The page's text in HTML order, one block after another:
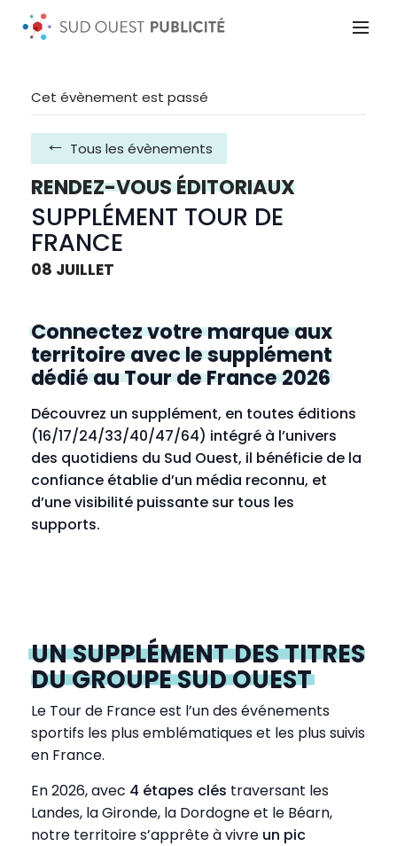
Cet évènement est passé
Tous les évènements
RENDEZ-VOUS ÉDITORIAUX
SUPPLÉMENT TOUR DE
FRANCE
08 JUILLET
Connectez votre marque aux
territoire avec le supplément
dédié au Tour de France 2026
Découvrez un supplément, en toutes éditions
(16/17/24/33/40/47/64) intégré à l’univers
des quotidiens du Sud Ouest, il bénéficie de la
confiance établie d’un média reconnu, et
d’une visibilité puissante sur tous les
supports.
UN SUPPLÉMENT DES TITRES
DU GROUPE SUD OUEST
Le Tour de France est l’un des événements
sportifs les plus emblématiques et les plus suivis
en France.
En 2026, avec 4 étapes clés traversant les
Landes, la Gironde, la Dordogne et le Béarn,
notre territoire s’apprête à vivre un pic